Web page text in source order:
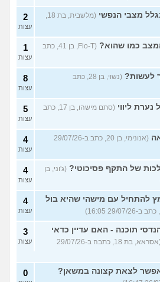
מצבי הנפשי 2
עצות
כמו שהוא?
(Flo-T, בן 41, כתב
1
עצות
לעשות?
(נשוי, בן 28, כתב
8
עצות
ליווי
(סתם מישהו, בן 17, כתב
5
עצות
(אנונימי, בן 20, כתב ב-29/07/26
4
עצות
של התקף פסיכוטי? (ג'וני, בן
4
עצות
להתחיל עם מישהי שהיא בול
4
עצות
תוכנה - האם עדיין כדאי
(אסראא, בת 18, כתבה ב-29/07/26
3
עצות
לצאת קצונה במשאן? 0